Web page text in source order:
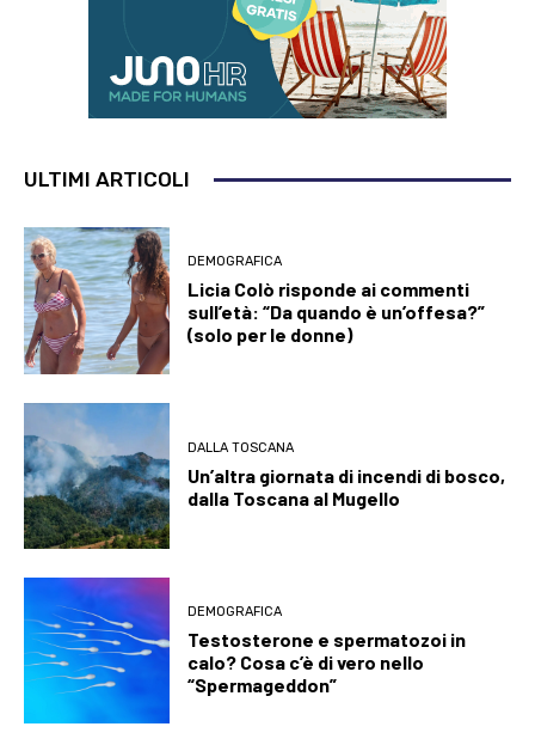
ULTIMI ARTICOLI
DEMOGRAFICA
Licia Colò risponde ai commenti
sull’età: “Da quando è un’offesa?”
(solo per le donne)
DALLA TOSCANA
Un’altra giornata di incendi di bosco,
dalla Toscana al Mugello
DEMOGRAFICA
Testosterone e spermatozoi in
calo? Cosa c’è di vero nello
“Spermageddon”